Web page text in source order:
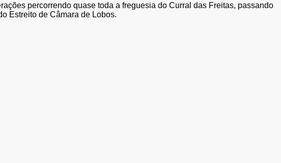
percorrendo quase toda a freguesia do Curral das Freitas, passando
Estreito de Câmara de Lobos.